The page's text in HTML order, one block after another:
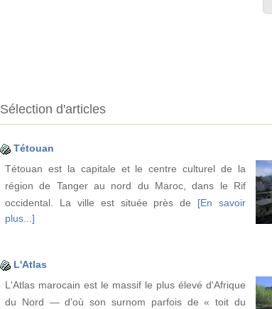
Sélection d'articles
Tétouan
Tétouan est la capitale et le centre culturel de la
région de Tanger au nord du Maroc, dans le Rif
occidental. La ville est située près de [En savoir
plus...]
L'Atlas
L'Atlas marocain est le massif le plus élevé d'Afrique
du Nord — d'où son surnom parfois de « toit du